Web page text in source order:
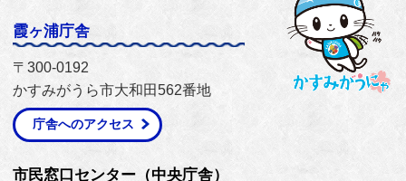
霞ヶ浦庁舎
〒300-0192
かすみがうら市大和田562番地
庁舎へのアクセス
市民窓口センター（中央庁舎）